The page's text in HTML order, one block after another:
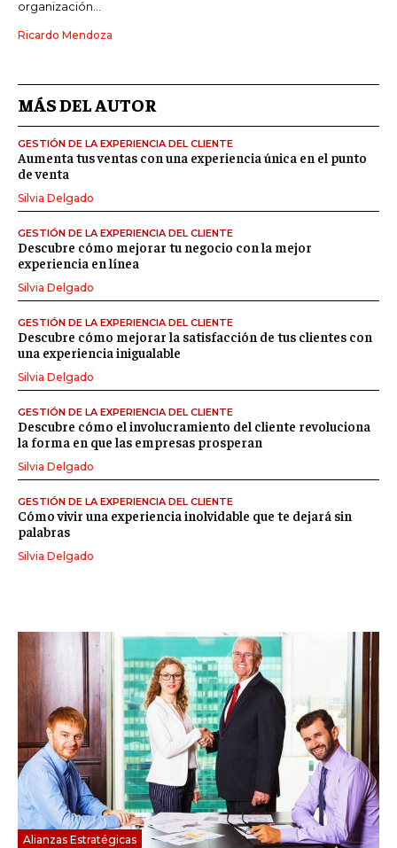
Alianzas Estratégicas
organización...
Ricardo Mendoza
MÁS DEL AUTOR
GESTIÓN DE LA EXPERIENCIA DEL CLIENTE
Aumenta tus ventas con una experiencia única en el punto
de venta
Silvia Delgado
GESTIÓN DE LA EXPERIENCIA DEL CLIENTE
Descubre cómo mejorar tu negocio con la mejor
experiencia en línea
Silvia Delgado
GESTIÓN DE LA EXPERIENCIA DEL CLIENTE
Descubre cómo mejorar la satisfacción de tus clientes con
una experiencia inigualable
Silvia Delgado
GESTIÓN DE LA EXPERIENCIA DEL CLIENTE
Descubre cómo el involucramiento del cliente revoluciona
la forma en que las empresas prosperan
Silvia Delgado
GESTIÓN DE LA EXPERIENCIA DEL CLIENTE
Cómo vivir una experiencia inolvidable que te dejará sin
palabras
Silvia Delgado